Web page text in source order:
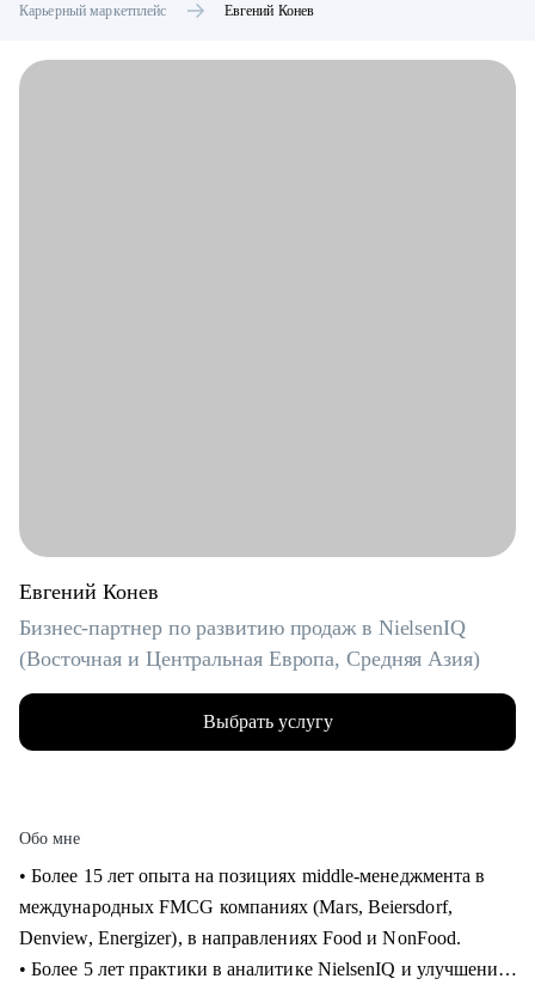
Карьерный маркетплейс Евгений Конев
Евгений Конев
Бизнес-партнер по развитию продаж в NielsenIQ
(Восточная и Центральная Европа, Средняя Азия)
Выбрать услугу
Обо мне
• Более 15 лет опыта на позициях middle-менеджмента в
международных FMCG компаниях (Mars, Beiersdorf,
Denview, Energizer), в направлениях Food и NonFood.
• Более 5 лет практики в аналитике NielsenIQ и улучшения